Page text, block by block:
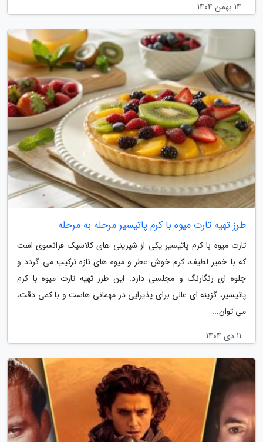
14 بهمن 1404
طرز تهیه تارت میوه با کرم پاتیسیر مرحله به مرحله
تارت میوه با کرم پاتیسیر یکی از شیرینی های کلاسیک فرانسوی است
که با خمیر لطیف، کرم خوش عطر و میوه های تازه ترکیب می گردد و
جلوه ای رنگارنگ و مجلسی دارد. این طرز تهیه تارت میوه با کرم
پاتیسیر، گزینه ای عالی برای پذیرایی در مهمانی هاست و با کمی دقت،
می توان...
11 دی 1404